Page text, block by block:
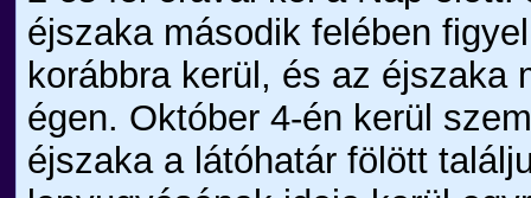
éjszaka második felében
korábbra kerül, és az éjszaka
égen. Október 4-én kerül
éjszaka a látóhatár fölött